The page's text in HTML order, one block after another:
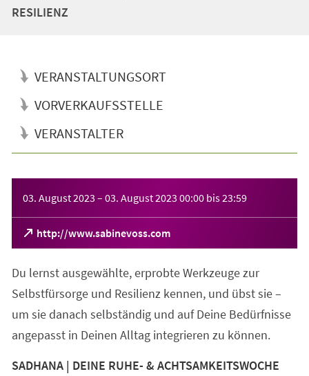
RESILIENZ
VERANSTALTUNGSORT
VORVERKAUFSSTELLE
VERANSTALTER
03. August 2023 – 03. August 2023 00:00 bis23:59
http://www.sabinevoss.com
(Öffnet
in
neuen
Tab)
Du lernst ausgewählte, erprobte Werkzeuge zur
Selbstfürsorge und Resilienz kennen, und übst sie –
um sie danach selbständig und auf Deine Bedürfnisse
angepasst in Deinen Alltag integrieren zu können.
SADHANA | DEINE RUHE- & ACHTSAMKEITSWOCHE